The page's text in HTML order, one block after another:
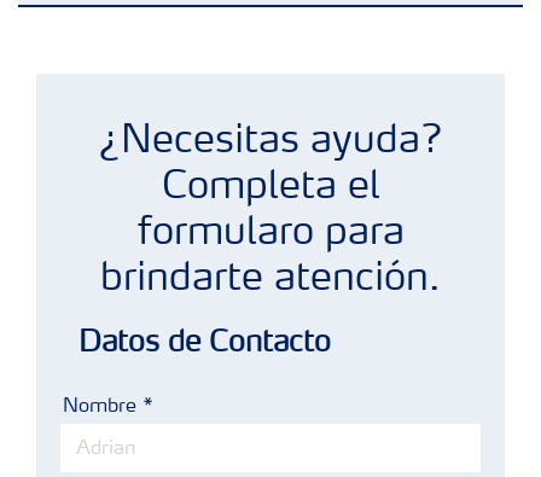
Portafolio de Agricultura Digital
Almacenaje y manejo de fertilizantes
Cultivos
Deficiencias
Plan Nutricional de Aguacate
¿Necesitas ayuda?
Completa el
formularo para
brindarte atención.
Datos de Contacto
Nombre